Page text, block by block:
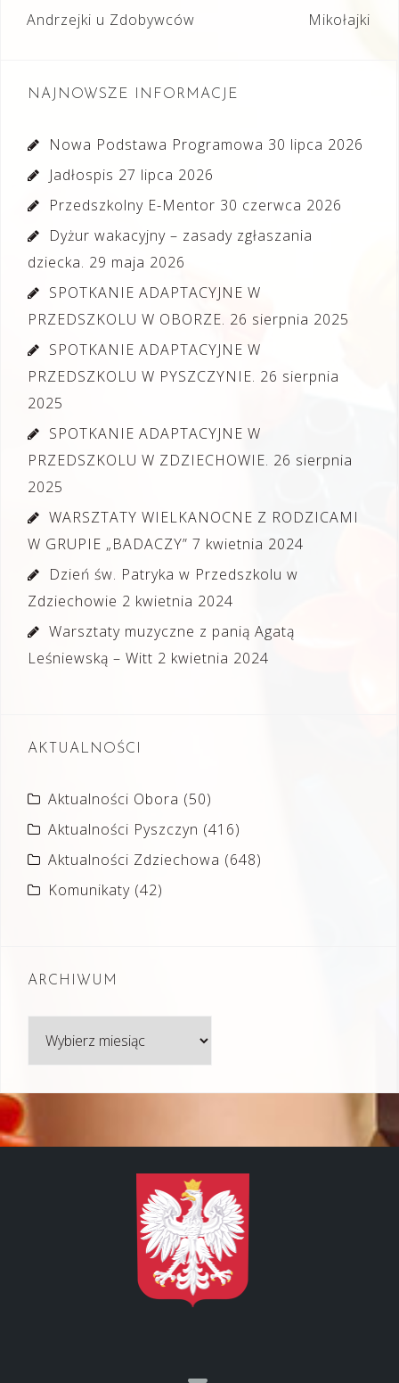
Nawigacja
Andrzejki u Zdobywców Mikołajki
NAJNOWSZE INFORMACJE
Nowa Podstawa Programowa 30 lipca 2026
Jadłospis 27 lipca 2026
Przedszkolny E-Mentor 30 czerwca 2026
Dyżur wakacyjny – zasady zgłaszania
dziecka. 29 maja 2026
SPOTKANIE ADAPTACYJNE W
PRZEDSZKOLU W OBORZE. 26 sierpnia 2025
SPOTKANIE ADAPTACYJNE W
PRZEDSZKOLU W PYSZCZYNIE. 26 sierpnia
2025
SPOTKANIE ADAPTACYJNE W
PRZEDSZKOLU W ZDZIECHOWIE. 26 sierpnia
2025
WARSZTATY WIELKANOCNE Z RODZICAMI
W GRUPIE „BADACZY” 7 kwietnia 2024
Dzień św. Patryka w Przedszkolu w
Zdziechowie 2 kwietnia 2024
Warsztaty muzyczne z panią Agatą
Leśniewską – Witt 2 kwietnia 2024
AKTUALNOŚCI
Aktualności Obora (50)
Aktualności Pyszczyn (416)
Aktualności Zdziechowa (648)
Komunikaty (42)
ARCHIWUM